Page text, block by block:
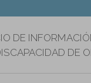
DE
DE